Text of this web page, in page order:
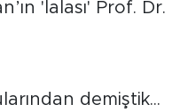
demiştik...